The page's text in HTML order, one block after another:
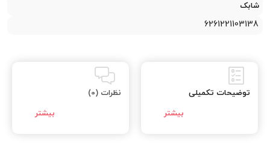
شابک
6261221103138
توضیحات تکمیلی نظرات (0)